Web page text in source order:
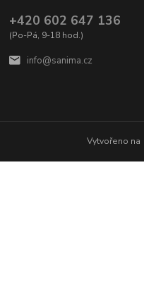
+420 602 647 136
(Po-Pá, 9-18 hod.)
info@sanima.cz
Vytvořeno na